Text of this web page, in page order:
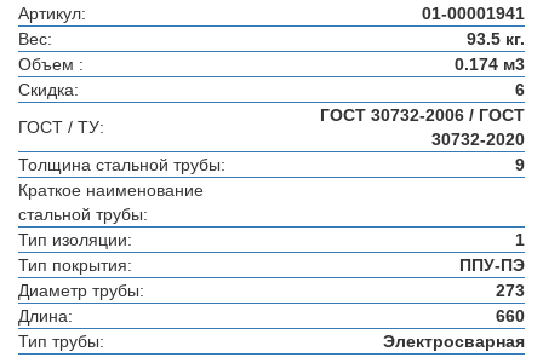
Артикул:
01-00001941
Вес:
93.5 кг.
Объем :
0.174 м3
Скидка:
6
ГОСТ / ТУ:
ГОСТ 30732-2006 / ГОСТ
30732-2020
Толщина стальной трубы:
9
Краткое наименование
стальной трубы:
Тип изоляции:
1
Тип покрытия:
ППУ-ПЭ
Диаметр трубы:
273
Длина:
660
Тип трубы:
Электросварная